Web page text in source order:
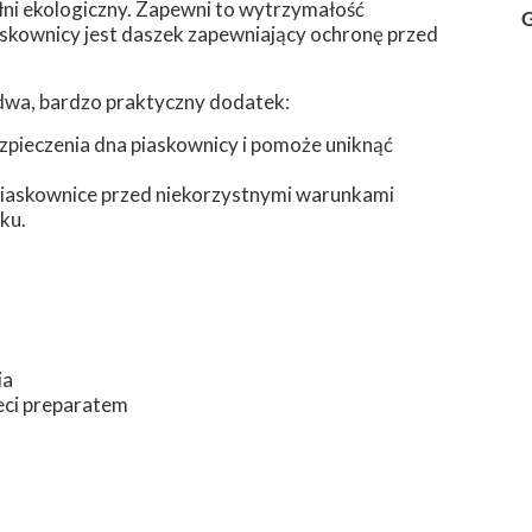
ekologiczny. Zapewni to wytrzymałość
jest daszek zapewniający ochronę przed
bardzo praktyczny dodatek:
dna piaskownicy i pomoże uniknąć
przed niekorzystnymi warunkami
preparatem